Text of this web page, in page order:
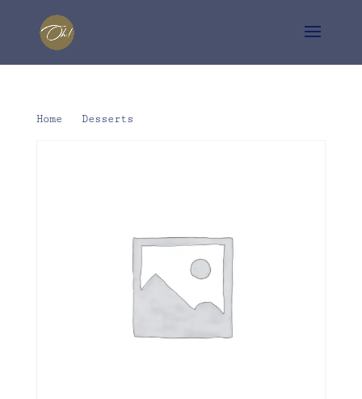
Home Desserts